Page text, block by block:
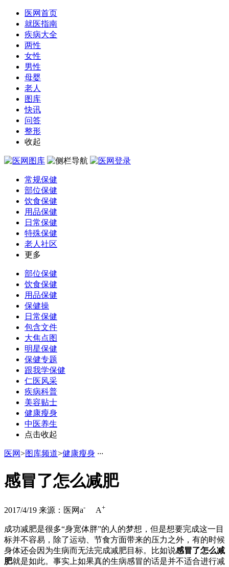
医网首页
就医指南
疾病大全
两性
女性
男性
母婴
老人
图库
快讯
问答
整形
收起
常规保健
部位保健
饮食保健
用品保健
日常保健
特殊保健
老人社区
更多
部位保健
饮食保健
用品保健
保健操
日常保健
包含文件
大焦点图
明星保健
保健专题
跟我学保健
仁医风采
疾病科普
美容贴士
健康瘦身
中医养生
点击收起
医网>图库频道>健康瘦身 ···
感冒了怎么减肥
2017/4/19 来源：医网a- A+
成功减肥是很多“身宽体胖”的人的梦想，但是想要完成这一目
标并不容易，除了运动、节食方面带来的压力之外，有的时候
身体还会因为生病而无法完成减肥目标。比如说感冒了怎么减
肥就是如此。事实上如果真的生病感冒的话是并不适合进行减